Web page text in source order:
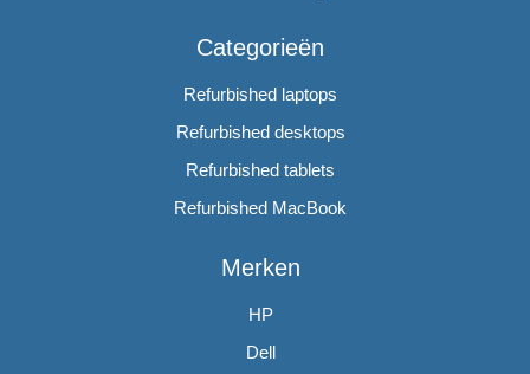
Categorieën
Refurbished laptops
Refurbished desktops
Refurbished tablets
Refurbished MacBook
Merken
HP
Dell